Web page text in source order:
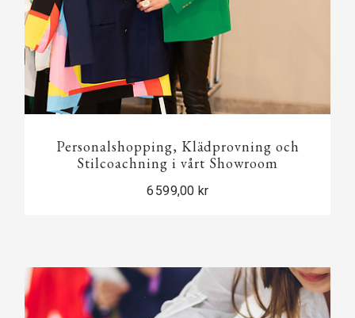
Personalshopping, Klädprovning och
Stilcoachning i vårt Showroom
6 599,00 kr